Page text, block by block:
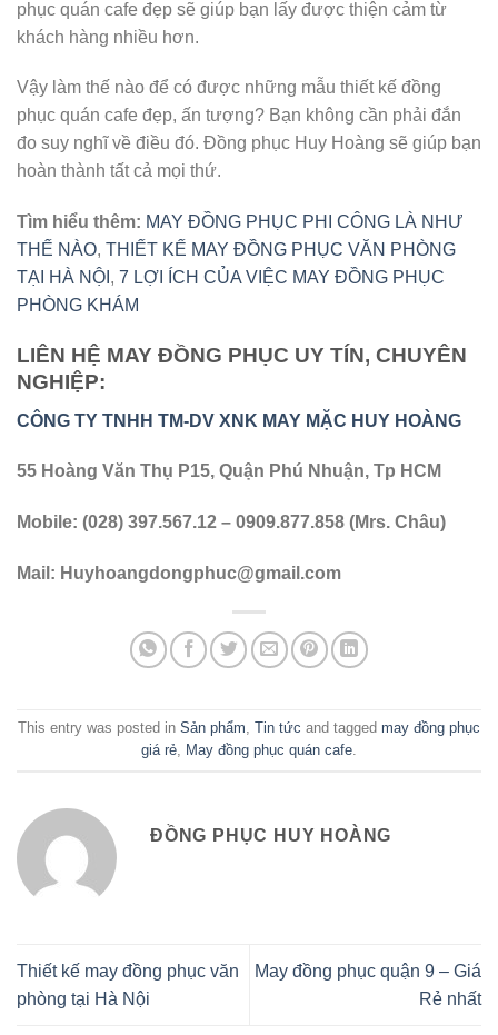
phục quán cafe đẹp sẽ giúp bạn lấy được thiện cảm từ
khách hàng nhiều hơn.
Vậy làm thế nào để có được những mẫu thiết kế đồng
phục quán cafe đẹp, ấn tượng? Bạn không cần phải đắn
đo suy nghĩ về điều đó. Đồng phục Huy Hoàng sẽ giúp bạn
hoàn thành tất cả mọi thứ.
Tìm hiểu thêm: MAY ĐỒNG PHỤC PHI CÔNG LÀ NHƯ
THẾ NÀO, THIẾT KẾ MAY ĐỒNG PHỤC VĂN PHÒNG
TẠI HÀ NỘI , 7 LỢI ÍCH CỦA VIỆC MAY ĐỒNG PHỤC
PHÒNG KHÁM
LIÊN HỆ MAY ĐỒNG PHỤC UY TÍN, CHUYÊN
NGHIỆP:
CÔNG TY TNHH TM-DV XNK MAY MẶC HUY HOÀNG
55 Hoàng Văn Thụ P15, Quận Phú Nhuận, Tp HCM
Mobile: (028) 397.567.12 – 0909.877.858 (Mrs. Châu)
Mail: Huyhoangdongphuc@gmail.com
This entry was posted in Sản phẩm, Tin tức and tagged may đồng phục
giá rẻ, May đồng phục quán cafe.
ĐỒNG PHỤC HUY HOÀNG
Thiết kế may đồng phục văn
phòng tại Hà Nội
May đồng phục quận 9 – Giá
Rẻ nhất